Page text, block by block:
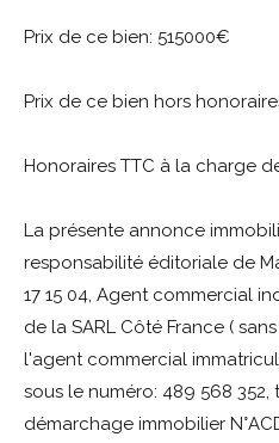
Prix de ce bien: 515000€
Prix de ce bien hors
Honoraires TTC à la charge
La présente annonce
responsabilité éditoriale de
17 15 04, Agent commercial
de la SARL Côté France (
l'agent commercial
sous le numéro: 489 568
démarchage immobilier